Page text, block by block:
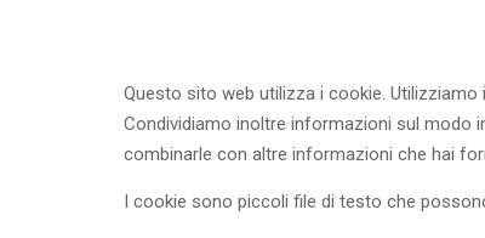
Questo sito web utilizza i cookie.
Condividiamo inoltre informazioni sul modo
combinarle con altre informazioni che hai
I cookie sono piccoli file di testo che